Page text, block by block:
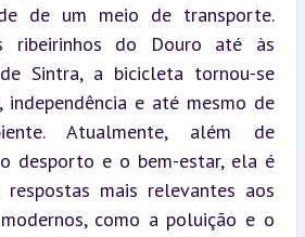
de um meio de transporte.
ribeirinhos do Douro até às
Sintra, a bicicleta tornou-se
independência e até mesmo de
Atualmente, além de
desporto e o bem-estar, ela é
respostas mais relevantes aos
como a poluição e o